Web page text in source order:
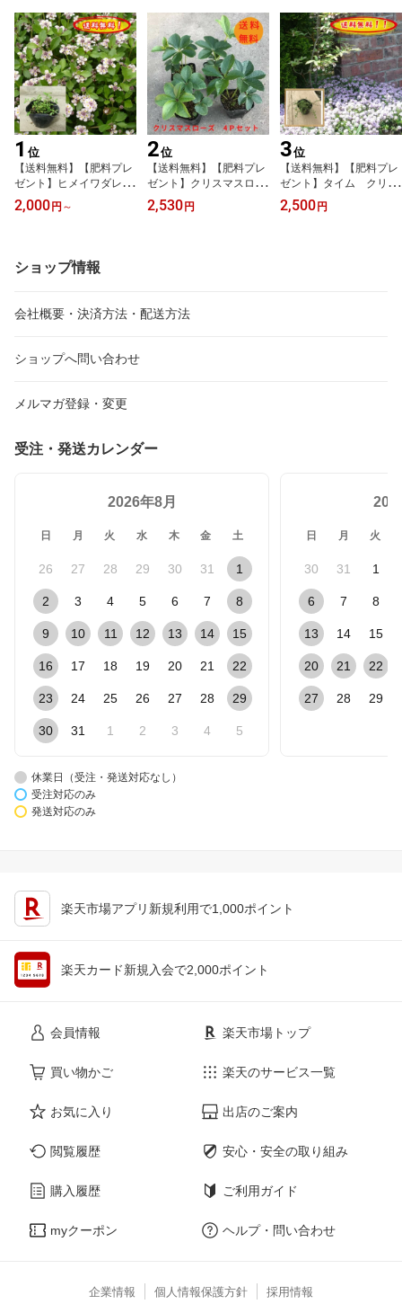
1 位
【送料無料】【肥料プレ
ゼント】ヒメイワダレソ
ウ10p～80pセット（リ
ピア）(リッピア)/苗
2,000円 ～
2位
【送料無料】【肥料プレ
ゼント】クリスマスロー
ズ ミックスオリエンタ
リス系 実生苗 9.0c
2,530円
3位
【送料無料】【肥料プレ
ゼント】タイム クリー
ピングタイム5pセット
（タイムロンギカウリ
2,500円
ショップ情報
会社概要・決済方法・配送方法
ショップへ問い合わせ
メルマガ登録・変更
受注・発送カレンダー
2026年8月
日 月 火 水 木 金 土
26 27 28 29 30 31 1
2 3 4 5 6 7 8
9 10 11 12 13 14 15
16 17 18 19 20 21 22
23 24 25 26 27 28 29
30 31 1 2 3 4 5
日 月 火
30 31 1
6 7 8
13 14 15
20 21 22
27 28 29
休業日（受注・発送対応なし）
受注対応のみ
発送対応のみ
楽天市場アプリ新規利用で1,000ポイント
楽天カード新規入会で2,000ポイント
会員情報
買い物かご
お気に入り
閲覧履歴
購入履歴
myクーポン
楽天市場トップ
楽天のサービス一覧
出店のご案内
安心・安全の取り組み
ご利用ガイド
ヘルプ・問い合わせ
企業情報 個人情報保護方針 採用情報